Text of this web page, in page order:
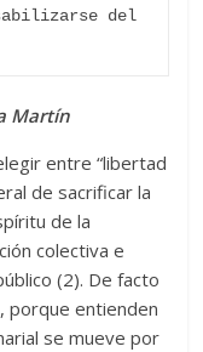
del
Martín
entre “libertad
de sacrificar la
de la
colectiva e
(2). De facto
porque entienden
se mueve por